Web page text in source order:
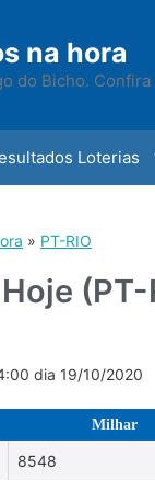
na hora
do Bicho.
Loterias
» PT-RIO
dia 19/10/2020
Milhar
8548